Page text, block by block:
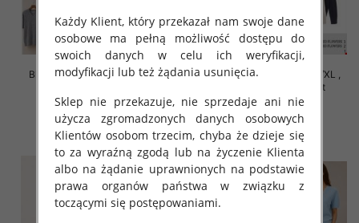
Bluzki damskie Roz S/M-L/XL ,
42.00 zł
szczegóły
Bluzki damskie Roz S/M-L/XL ,
Mix Kolor Paczka 10 szt
39.00 zł
szczegóły
Każdy Klient, który przekazał nam swoje dane
osobowe ma pełną możliwość dostępu do
swoich danych w celu ich weryfikacji,
modyfikacji lub też żądania usunięcia.
Sklep nie przekazuje, nie sprzedaje ani nie
użycza zgromadzonych danych osobowych
Klientów osobom trzecim, chyba że dzieje się
to za wyraźną zgodą lub na życzenie Klienta
albo na żądanie uprawnionych na podstawie
prawa organów państwa w związku z
toczącymi się postępowaniami.